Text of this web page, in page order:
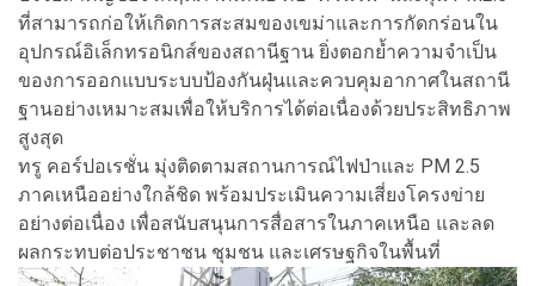
ที่สามารถก่อให้เกิดการสะสมของเขม่าและการกัดกร่อนใน
อุปกรณ์อิเล็กทรอนิกส์ของสถานีฐาน ยิ่งตอกย้ำความจำเป็น
ของการออกแบบระบบป้องกันฝุ่นและควบคุมอากาศในสถานี
ฐานอย่างเหมาะสมเพื่อให้บริการได้ต่อเนื่องด้วยประสิทธิภาพ
สูงสุด
ทรู คอร์ปอเรชั่น มุ่งติดตามสถานการณ์ไฟป่าและ PM 2.5
ภาคเหนืออย่างใกล้ชิด พร้อมประเมินความเสี่ยงโครงข่าย
อย่างต่อเนื่อง เพื่อสนับสนุนการสื่อสารในภาคเหนือ และลด
ผลกระทบต่อประชาชน ชุมชน และเศรษฐกิจในพื้นที่